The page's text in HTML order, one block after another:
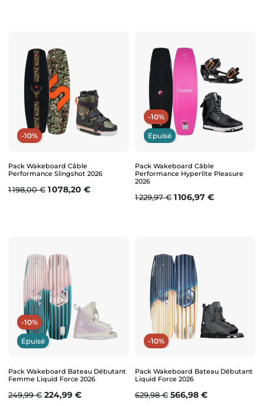
-10%
Pack Wakeboard Câble
Performance Slingshot 2026
Prix de base
1 198,00 € Prix
1 078,20 €
-10%
Epuisé
Pack Wakeboard Câble
Performance Hyperlite Pleasure
2026
Prix de base
1 229,97 € Prix
1 106,97 €
-10%
Epuisé
Pack Wakeboard Bateau Débutant
Femme Liquid Force 2026
Prix de base
249,99 € Prix
224,99 €
-10%
Pack Wakeboard Bateau Débutant
Liquid Force 2026
Prix de base
629,98 € Prix
566,98 €